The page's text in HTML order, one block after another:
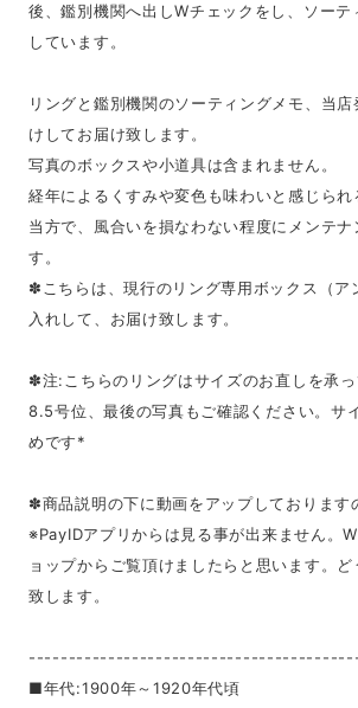
後、鑑別機関へ出しWチェックをし、ソーテ
しています。
リングと鑑別機関のソーティングメモ、当
けしてお届け致します。
写真のボックスや小道具は含まれません。
経年によるくすみや変色も味わいと感じられ
当方で、風合いを損なわない程度にメンテナ
す。
✽こちらは、現行のリング専用ボックス（ア
入れして、お届け致します。
✽注:こちらのリングはサイズのお直しを承
8.5号位、最後の写真もご確認ください。サ
めです*
✽商品説明の下に動画をアップしております
※PayIDアプリからは見る事が出来ません。
ョップからご覧頂けましたらと思います。
致します。
■年代:1900年～1920年代頃